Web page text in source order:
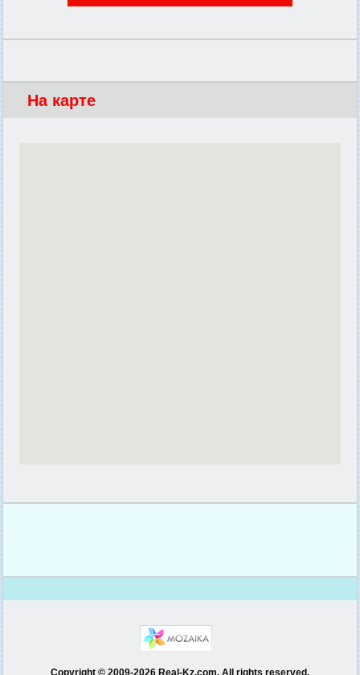
На карте
Copyright © 2009-2026 Real-Kz.com. All rights reserved.